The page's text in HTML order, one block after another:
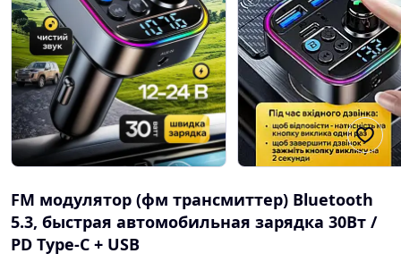
FM модулятор (фм трансмиттер) Bluetooth
5.3, быстрая автомобильная зарядка 30Вт /
PD Type-C + USB